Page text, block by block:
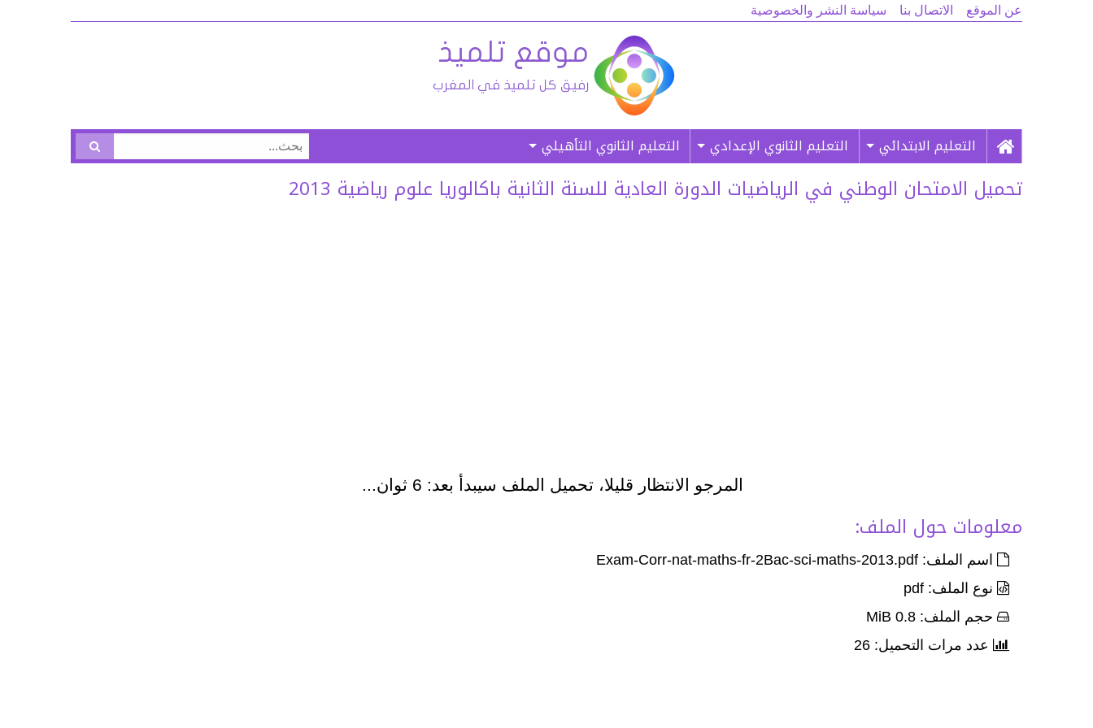
عن الموقع الاتصال بنا سياسة النشر والخصوصية
التعليم الابتدائي التعليم الثانوي الإعدادي التعليم الثانوي التأهيلي
البحث
عن:
تحميل الامتحان الوطني في الرياضيات الدورة العادية للسنة الثانية باكالوريا علوم رياضية 2013
المرجو الانتظار قليلا، تحميل الملف سيبدأ بعد: 5 ثوان...
معلومات حول الملف:
اسم الملف: Exam-Corr-nat-maths-fr-2Bac-sci-maths-2013.pdf
نوع الملف: pdf
حجم الملف: 0.8 MiB
عدد مرات التحميل: 26